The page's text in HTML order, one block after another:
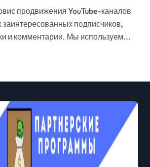
подписчиков,
и комментарии. Мы используем...